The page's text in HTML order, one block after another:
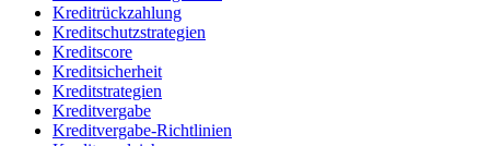
Kreditrückzahlung
Kreditschutzstrategien
Kreditscore
Kreditsicherheit
Kreditstrategien
Kreditvergabe
Kreditvergabe-Richtlinien